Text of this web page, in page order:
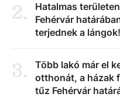
2.
Hatalmas
Fehérvár
terjednek a lángok!
3.
Több lakó már el
otthonát, a házak
tűz Fehérvár